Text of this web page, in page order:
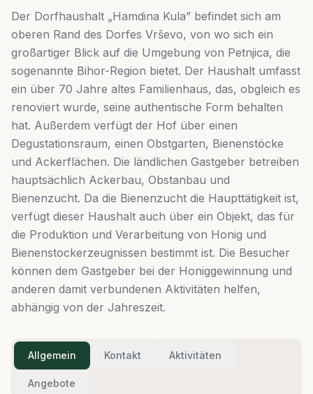
Der Dorfhaushalt „Hamdina Kula” befindet sich am
oberen Rand des Dorfes Vrševo, von wo sich ein
großartiger Blick auf die Umgebung von Petnjica, die
sogenannte Bihor-Region bietet. Der Haushalt umfasst
ein über 70 Jahre altes Familienhaus, das, obgleich es
renoviert wurde, seine authentische Form behalten
hat. Außerdem verfügt der Hof über einen
Degustationsraum, einen Obstgarten, Bienenstöcke
und Ackerflächen. Die ländlichen Gastgeber betreiben
hauptsächlich Ackerbau, Obstanbau und
Bienenzucht. Da die Bienenzucht die Haupttätigkeit ist,
verfügt dieser Haushalt auch über ein Objekt, das für
die Produktion und Verarbeitung von Honig und
Bienenstockerzeugnissen bestimmt ist. Die Besucher
können dem Gastgeber bei der Honiggewinnung und
anderen damit verbundenen Aktivitäten helfen,
abhängig von der Jahreszeit.
Allgemein Kontakt Aktivitäten
Angebote